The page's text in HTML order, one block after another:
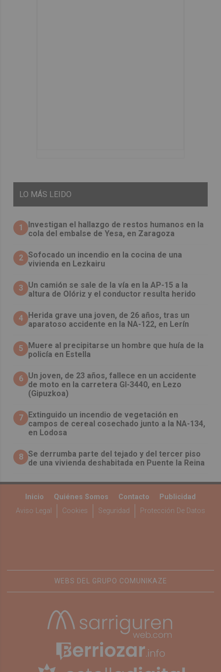
LO MÁS LEIDO
1
Investigan el hallazgo de restos humanos en la
cola del embalse de Yesa, en Zaragoza
2 Sofocado un incendio en la cocina de una
vivienda en Lezkairu
3
Un camión se sale de la vía en la AP-15 a la
altura de Olóriz y el conductor resulta herido
4 Herida grave una joven, de 26 años, tras un
aparatoso accidente en la NA-122, en Lerín
5
Muere al precipitarse un hombre que huía de la
policía en Estella
6 Un joven, de 23 años, fallece en un accidente
de moto en la carretera GI-3440, en Lezo
(Gipuzkoa)
7 Extinguido un incendio de vegetación en
campos de cereal cosechado junto a la NA-134,
en Lodosa
8 Se derrumba parte del tejado y del tercer piso
de una vivienda deshabitada en Puente la Reina
Inicio Quiénes Somos Contacto
Publicidad
Aviso Legal
Cookies Seguridad Protección De Datos
WEBS DEL GRUPO COMUNIKAZE